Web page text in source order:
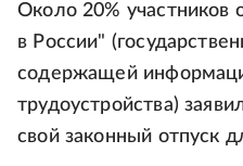
Около 20% участников
в России"
содержащей
трудоустройства)
свой законный отпуск